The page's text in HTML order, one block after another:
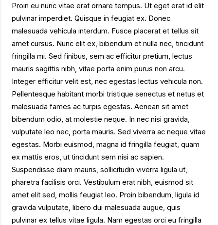
Proin eu nunc vitae erat ornare tempus. Ut eget erat id elit
pulvinar imperdiet. Quisque in feugiat ex. Donec
malesuada vehicula interdum. Fusce placerat et tellus sit
amet cursus. Nunc elit ex, bibendum et nulla nec, tincidunt
fringilla mi. Sed finibus, sem ac efficitur pretium, lectus
mauris sagittis nibh, vitae porta enim purus non arcu.
Integer efficitur velit est, nec egestas lectus vehicula non.
Pellentesque habitant morbi tristique senectus et netus et
malesuada fames ac turpis egestas. Aenean sit amet
bibendum odio, at molestie neque. In nec nisi gravida,
vulputate leo nec, porta mauris. Sed viverra ac neque vitae
egestas. Morbi euismod, magna id fringilla feugiat, quam
ex mattis eros, ut tincidunt sem nisi ac sapien.
Suspendisse diam mauris, sollicitudin viverra ligula ut,
pharetra facilisis orci. Vestibulum erat nibh, euismod sit
amet elit sed, mollis feugiat leo. Proin bibendum, ligula id
gravida vulputate, libero dui malesuada augue, quis
pulvinar ex tellus vitae ligula. Nam egestas orci eu fringilla